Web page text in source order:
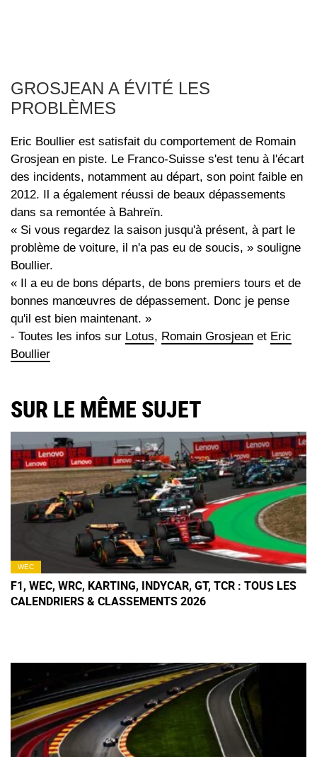
GROSJEAN A ÉVITÉ LES
PROBLÈMES
Eric Boullier est satisfait du comportement de Romain
Grosjean en piste. Le Franco-Suisse s'est tenu à l'écart
des incidents, notamment au départ, son point faible en
2012. Il a également réussi de beaux dépassements
dans sa remontée à Bahreïn.
« Si vous regardez la saison jusqu'à présent, à part le
problème de voiture, il n'a pas eu de soucis, » souligne
Boullier.
« Il a eu de bons départs, de bons premiers tours et de
bonnes manœuvres de dépassement. Donc je pense
qu'il est bien maintenant. »
- Toutes les infos sur Lotus, Romain Grosjean et Eric
Boullier
SUR LE MÊME SUJET
WEC
F1, WEC, WRC, KARTING, INDYCAR, GT, TCR : TOUS LES
CALENDRIERS & CLASSEMENTS 2026